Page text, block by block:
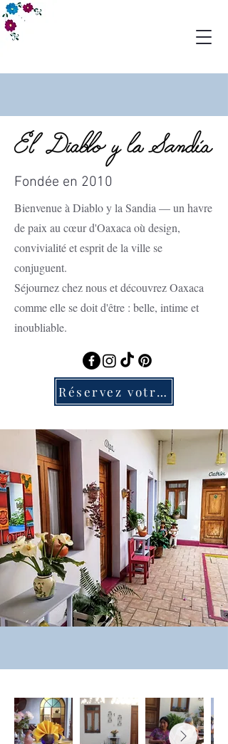
Fondée en 2010
Bienvenue à Diablo y la Sandia — un havre
de paix au cœur d'Oaxaca où design,
convivialité et esprit de la ville se
conjuguent.
Séjournez chez nous et découvrez Oaxaca
comme elle se doit d'être : belle, intime et
inoubliable.
Réservez votre séjour